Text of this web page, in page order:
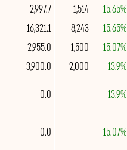
15.65%
1,514
2,997.7
15.65%
8,243
16,321.1
15.07%
1,500
2,955.0
13.9%
2,000
3,900.0
13.9%
0.0
15.07%
0.0